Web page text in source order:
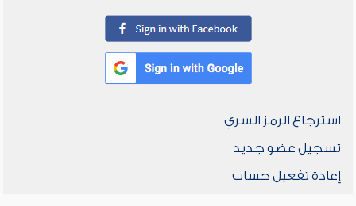
استرجاع الرمز السري
تسجيل عضو جديد
إعادة تفعيل حساب